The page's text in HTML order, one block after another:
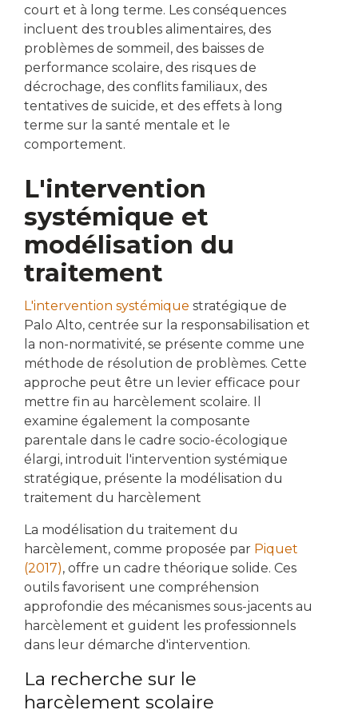
court et à long terme. Les conséquences
incluent des troubles alimentaires, des
problèmes de sommeil, des baisses de
performance scolaire, des risques de
décrochage, des conflits familiaux, des
tentatives de suicide, et des effets à long
terme sur la santé mentale et le
comportement.
L'intervention
systémique et
modélisation du
traitement
L'intervention systémique stratégique de
Palo Alto, centrée sur la responsabilisation et
la non-normativité, se présente comme une
méthode de résolution de problèmes. Cette
approche peut être un levier efficace pour
mettre fin au harcèlement scolaire. Il
examine également la composante
parentale dans le cadre socio-écologique
élargi, introduit l'intervention systémique
stratégique, présente la modélisation du
traitement du harcèlement
La modélisation du traitement du
harcèlement, comme proposée par Piquet
(2017), offre un cadre théorique solide. Ces
outils favorisent une compréhension
approfondie des mécanismes sous-jacents au
harcèlement et guident les professionnels
dans leur démarche d'intervention.
La recherche sur le
harcèlement scolaire